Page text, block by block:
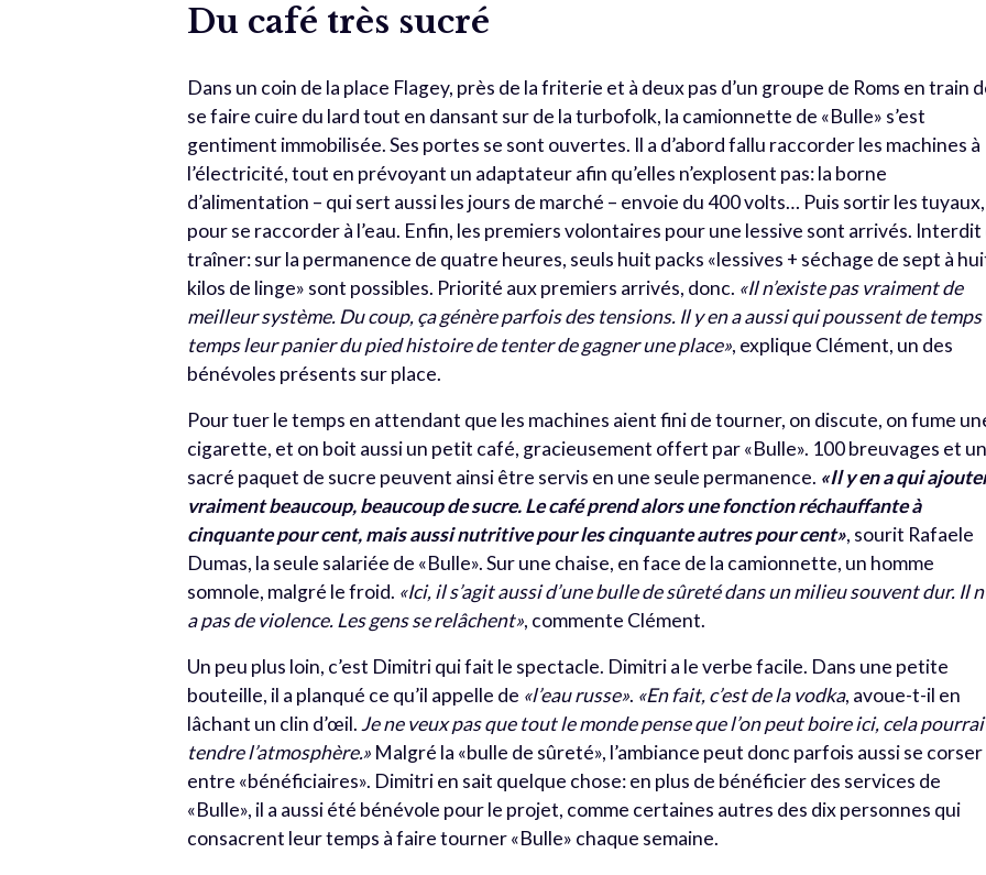
Du café très sucré
Dans un coin de la place Flagey, près de la friterie et à deux pas d’un groupe de Roms en train
se faire cuire du lard tout en dansant sur de la turbofolk, la camionnette de «Bulle» s’est
gentiment immobilisée. Ses portes se sont ouvertes. Il a d’abord fallu raccorder les machines à
l’électricité, tout en prévoyant un adaptateur afin qu’elles n’explosent pas: la borne
d’alimentation – qui sert aussi les jours de marché – envoie du 400 volts… Puis sortir les tuyaux,
pour se raccorder à l’eau. Enfin, les premiers volontaires pour une lessive sont arrivés. Interdit
traîner: sur la permanence de quatre heures, seuls huit packs «lessives + séchage de sept à
kilos de linge» sont possibles. Priorité aux premiers arrivés, donc. «Il n’existe pas vraiment de
meilleur système. Du coup, ça génère parfois des tensions. Il y en a aussi qui poussent de temps
temps leur panier du pied histoire de tenter de gagner une place», explique Clément, un des
bénévoles présents sur place.
Pour tuer le temps en attendant que les machines aient fini de tourner, on discute, on fume
cigarette, et on boit aussi un petit café, gracieusement offert par «Bulle». 100 breuvages et un
sacré paquet de sucre peuvent ainsi être servis en une seule permanence. «Il y en a qui
vraiment beaucoup, beaucoup de sucre. Le café prend alors une fonction réchauffante à
cinquante pour cent, mais aussi nutritive pour les cinquante autres pour cent», sourit Rafaele
Dumas, la seule salariée de «Bulle». Sur une chaise, en face de la camionnette, un homme
somnole, malgré le froid. «Ici, il s’agit aussi d’une bulle de sûreté dans un milieu souvent dur. Il
a pas de violence. Les gens se relâchent», commente Clément.
Un peu plus loin, c’est Dimitri qui fait le spectacle. Dimitri a le verbe facile. Dans une petite
bouteille, il a planqué ce qu’il appelle de «l’eau russe». «En fait, c’est de la vodka, avoue-t-il en
lâchant un clin d’œil. Je ne veux pas que tout le monde pense que l’on peut boire ici, cela
tendre l’atmosphère.» Malgré la «bulle de sûreté», l’ambiance peut donc parfois aussi se corser
entre «bénéficiaires». Dimitri en sait quelque chose: en plus de bénéficier des services de
«Bulle», il a aussi été bénévole pour le projet, comme certaines autres des dix personnes qui
consacrent leur temps à faire tourner «Bulle» chaque semaine.